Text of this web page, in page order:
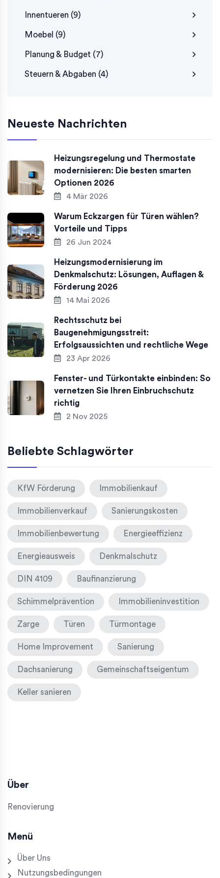
Innentueren (9)
Moebel (9)
Planung & Budget (7)
Steuern & Abgaben (4)
Neueste Nachrichten
Heizungsregelung und Thermostate
modernisieren: Die besten smarten
Optionen 2026
4 Mär 2026
Warum Eckzargen für Türen wählen?
Vorteile und Tipps
26 Jun 2024
Heizungsmodernisierung im
Denkmalschutz: Lösungen, Auflagen &
Förderung 2026
14 Mai 2026
Rechtsschutz bei
Baugenehmigungsstreit:
Erfolgsaussichten und rechtliche Wege
23 Apr 2026
Fenster- und Türkontakte einbinden: So
vernetzen Sie Ihren Einbruchschutz
richtig
2 Nov 2025
Beliebte Schlagwörter
KfW Förderung Immobilienkauf
Immobilienverkauf Sanierungskosten
Immobilienbewertung Energieeffizienz
Energieausweis Denkmalschutz
DIN 4109 Baufinanzierung
Schimmelprävention Immobilieninvestition
Zarge Türen Türmontage
Home Improvement Sanierung
Dachsanierung Gemeinschaftseigentum
Keller sanieren
Über
Renovierung
Menü
Über Uns
Nutzungsbedingungen